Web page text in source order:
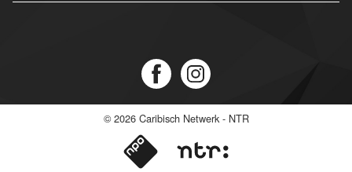
© 2026 Caribisch Netwerk - NTR